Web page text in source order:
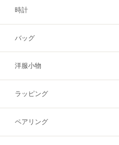
時計
バッグ
洋服小物
ラッピング
ペアリング